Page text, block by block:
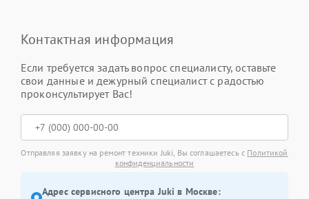
Контактная информация
Если требуется задать вопрос специалисту, оставьте
свои данные и дежурный специалист с радостью
проконсультирует Вас!
Отправляя заявку на ремонт техники Juki, Вы соглашаетесь с Политикой
конфиденциальности
Адрес сервисного центра Juki в Москве: